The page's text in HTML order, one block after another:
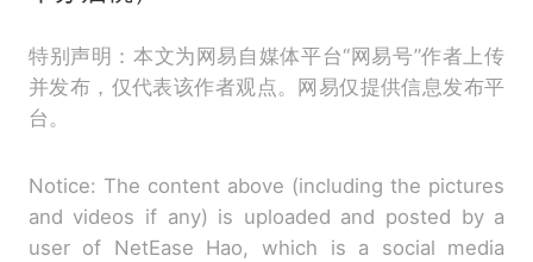
特别声明：本文为网易自媒体平台“网易号”作者上传
并发布，仅代表该作者观点。网易仅提供信息发布平
台。
Notice: The content above (including the pictures
and videos if any) is uploaded and posted by a
user of NetEase Hao, which is a social media